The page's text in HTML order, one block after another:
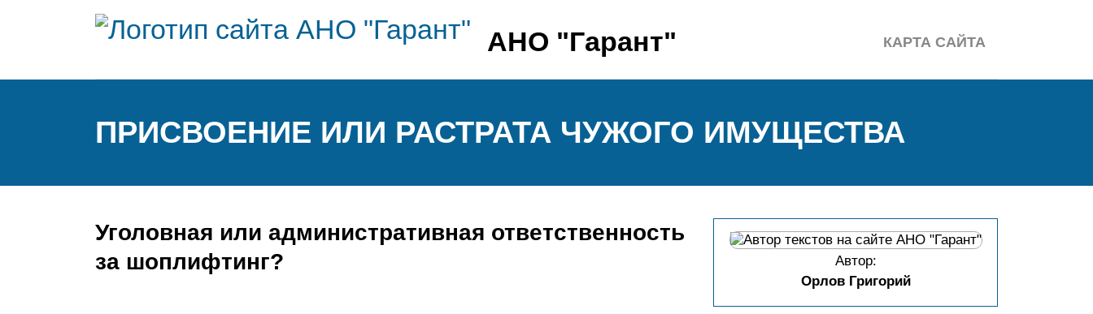
АНО "Гарант" КАРТА САЙТА
ПРИСВОЕНИЕ ИЛИ РАСТРАТА ЧУЖОГО ИМУЩЕСТВА
Уголовная или административная ответственность
за шоплифтинг?
Автор:
Орлов Григорий